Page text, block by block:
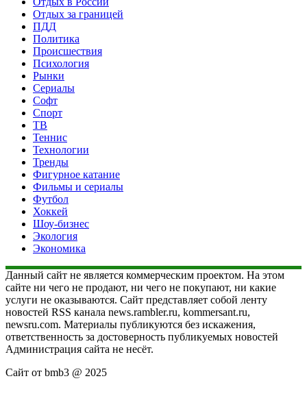
Отдых за границей
ПДД
Политика
Происшествия
Психология
Рынки
Сериалы
Софт
Спорт
ТВ
Теннис
Технологии
Тренды
Фигурное катание
Фильмы и сериалы
Футбол
Хоккей
Шоу-бизнес
Экология
Экономика
Данный сайт не является коммерческим проектом. На этом
сайте ни чего не продают, ни чего не покупают, ни какие
услуги не оказываются. Сайт представляет собой ленту
новостей RSS канала news.rambler.ru, kommersant.ru,
newsru.com. Материалы публикуются без искажения,
ответственность за достоверность публикуемых новостей
Администрация сайта не несёт.
Сайт от bmb3 @ 2025